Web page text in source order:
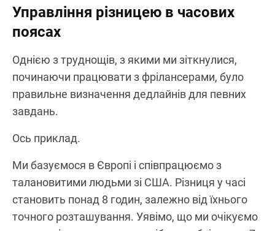
Управління різницею в часових
поясах
Однією з труднощів, з якими ми зіткнулися,
починаючи працювати з фрілансерами, було
правильне визначення дедлайнів для певних
завдань.
Ось приклад.
Ми базуємося в Європі і співпрацюємо з
талановитими людьми зі США. Різниця у часі
становить понад 8 годин, залежно від їхнього
точного розташування. Уявімо, що ми очікуємо